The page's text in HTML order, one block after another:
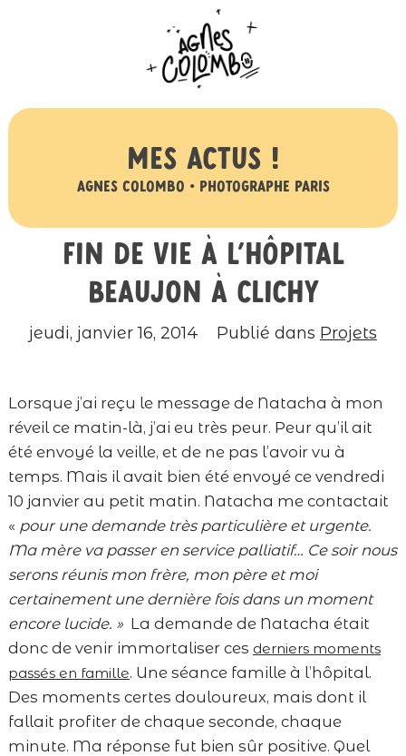
Mes actus !
Agnes Colombo • Photographe Paris
Fin de vie à l’hôpital
Beaujon à Clichy
jeudi, janvier 16, 2014 Publié dans Projets
Lorsque j’ai reçu le message de Natacha à mon
réveil ce matin-là, j’ai eu très peur. Peur qu’il ait
été envoyé la veille, et de ne pas l’avoir vu à
temps. Mais il avait bien été envoyé ce vendredi
10 janvier au petit matin. Natacha me contactait
« pour une demande très particulière et urgente.
Ma mère va passer en service palliatif… Ce soir nous
serons réunis mon frère, mon père et moi
certainement une dernière fois dans un moment
encore lucide. » La demande de Natacha était
donc de venir immortaliser ces derniers moments
passés en famille. Une séance famille à l’hôpital.
Des moments certes douloureux, mais dont il
fallait profiter de chaque seconde, chaque
minute. Ma réponse fut bien sûr positive. Quel